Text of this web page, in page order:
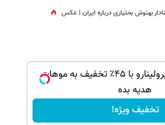
بهنوش بختیاری درباره ایران | عکس
شامپو جلبک اسپیرولینارو با ۴۵٪ تخفیف به موهات
هدیه بده
تخفیف ویژه!